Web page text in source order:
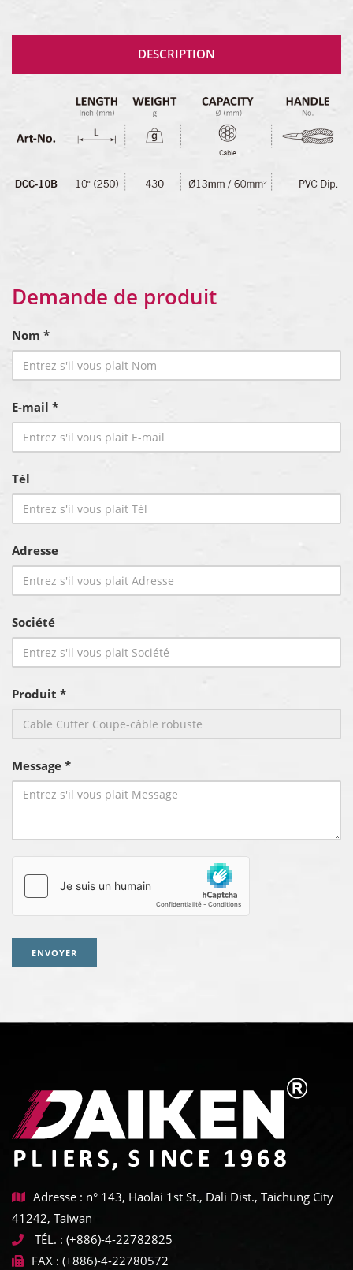
DESCRIPTION
Demande de produit
Nom *
E-mail *
Tél
Adresse
Société
Produit *
Message *
ENVOYER
Adresse : n° 143, Haolai 1st St., Dali Dist., Taichung City
41242, Taiwan
TÉL. : (+886)-4-22782825
FAX : (+886)-4-22780572